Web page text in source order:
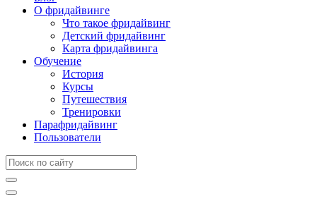
О фридайвинге
Что такое фридайвинг
Детский фридайвинг
Карта фридайвинга
Обучение
История
Курсы
Путешествия
Тренировки
Парафридайвинг
Пользователи